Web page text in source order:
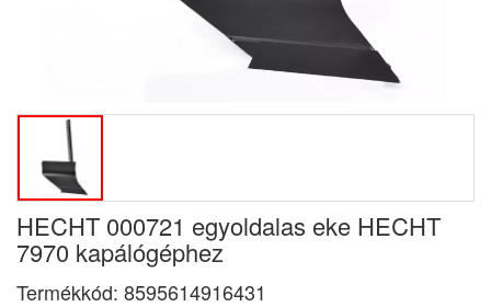
HECHT 000721 egyoldalas eke HECHT
7970 kapálógéphez
Termékkód: 8595614916431